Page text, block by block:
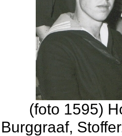
(foto 1595)
Burggraaf,